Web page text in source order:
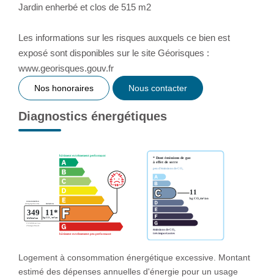
Jardin enherbé et clos de 515 m2
Les informations sur les risques auxquels ce bien est
exposé sont disponibles sur le site Géorisques :
www.georisques.gouv.fr
Nos honoraires Nous contacter
Diagnostics énergétiques
Logement à consommation énergétique excessive. Montant
estimé des dépenses annuelles d'énergie pour un usage